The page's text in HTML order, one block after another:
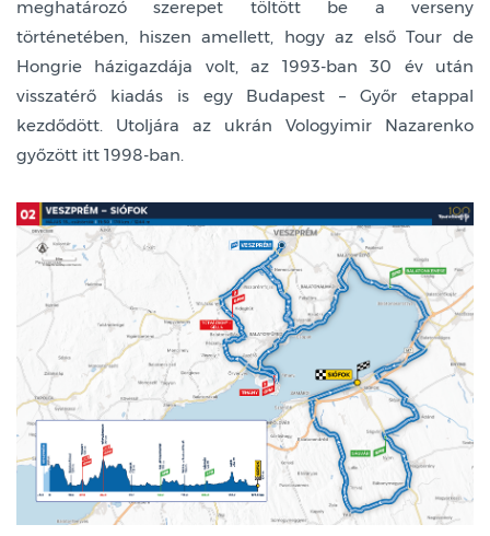
meghatározó szerepet töltött be a verseny
történetében, hiszen amellett, hogy az első Tour de
Hongrie házigazdája volt, az 1993-ban 30 év után
visszatérő kiadás is egy Budapest – Győr etappal
kezdődött. Utoljára az ukrán Vologyimir Nazarenko
győzött itt 1998-ban.